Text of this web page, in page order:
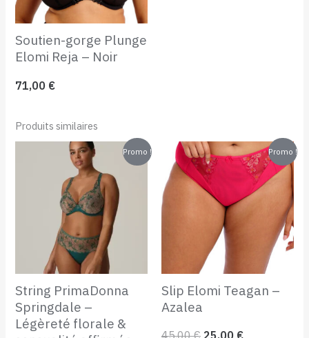
Soutien-gorge Plunge
Elomi Reja – Noir
71,00 €
Produits similaires
Promo !
String PrimaDonna
Springdale –
Légèreté florale &
Le
prix
initial
était :
65,00 €.
actuel
est :
32,50 €.
Promo !
Slip Elomi Teagan –
Azalea
Le
prix
initial
était :
45,00 €.
prix
actuel
est :
25,00 €.